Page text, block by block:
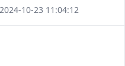
10-23 11:04:12